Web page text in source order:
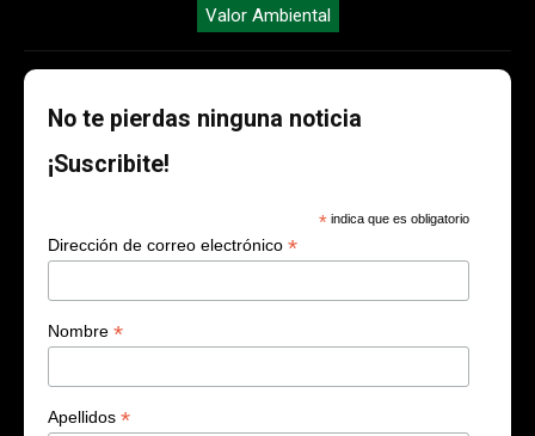
Valor Ambiental
No te pierdas ninguna noticia
¡Suscribite!
* indica que es obligatorio
Dirección de correo electrónico *
Nombre *
Apellidos *